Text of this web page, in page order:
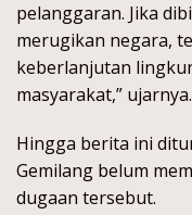
pelanggaran. Jika
merugikan negara,
keberlanjutan
masyarakat,” ujarnya.
Hingga berita ini
Gemilang belum
dugaan tersebut.